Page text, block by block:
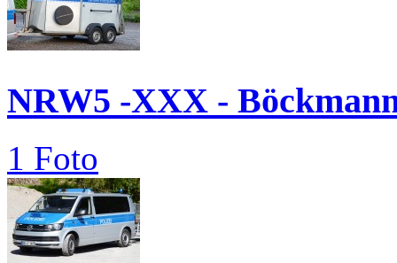
NRW5 -XXX -
1 Foto